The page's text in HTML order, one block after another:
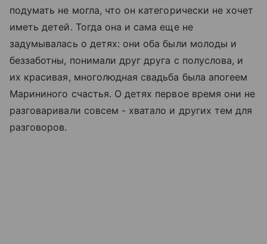
подумать не могла, что он категорически не хочет
иметь детей. Тогда она и сама еще не
задумывалась о детях: они оба были молоды и
беззаботны, понимали друг друга с полуслова, и
их красивая, многолюдная свадьба была апогеем
Марининого счастья. О детях первое время они не
разговаривали совсем - хватало и других тем для
разговоров.